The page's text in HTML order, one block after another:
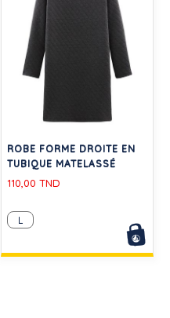
ROBE FORME DROITE EN
TUBIQUE MATELASSÉ
110,00 TND
L